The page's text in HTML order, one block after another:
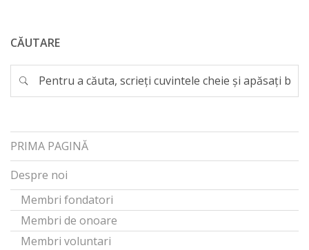
CĂUTARE
PRIMA PAGINĂ
Despre noi
Membri fondatori
Membri de onoare
Membri voluntari